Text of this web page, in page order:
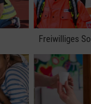
Freiwilliges